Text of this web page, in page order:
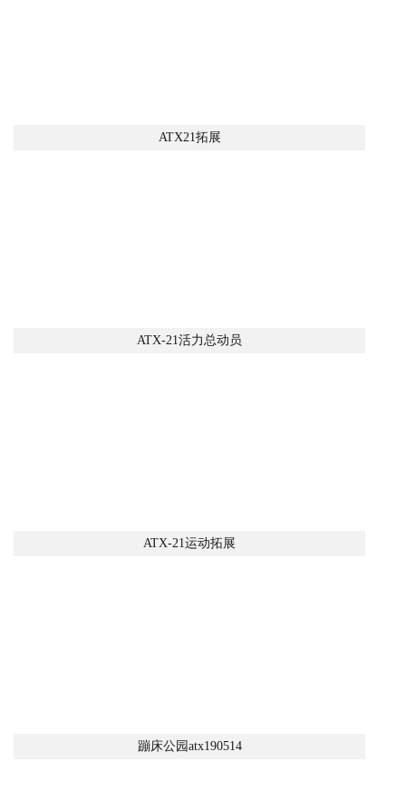
ATX21拓展
ATX-21活力总动员
ATX-21运动拓展
蹦床公园atx190514